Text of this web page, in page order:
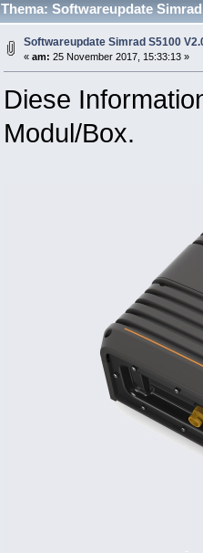
Thema: Softwareupdate
Softwareupdate Simrad S5100
« am: 25 November 2017, 15:33:13 »
Diese
Modul/Box.